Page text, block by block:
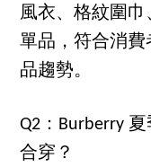
風衣、格紋圍
單品，符合消
品趨勢。
Q2：Burberry
合穿？